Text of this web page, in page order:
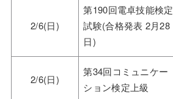
2/6(日)
第190回電卓技能検定
試験(合格発表 2月28
日)
2/6(日)
第34回コミュニケー
ション検定上級